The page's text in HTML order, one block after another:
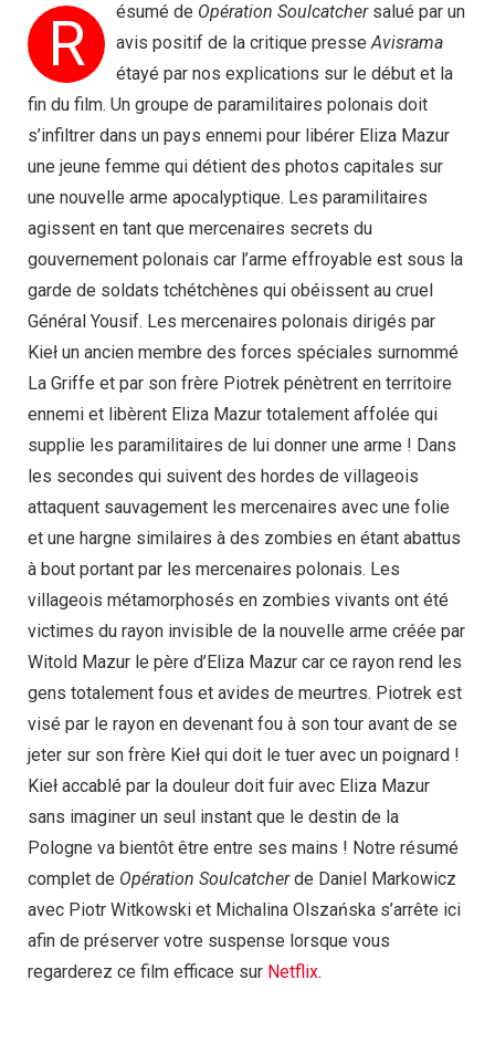
R ésumé de Opération Soulcatchersalué par un
avis positif de la critique presseAvisrama
étayé par nos explications sur le début et la
fin du film. Un groupe de paramilitaires polonais doit
s’infiltrer dans un pays ennemi pour libérer Eliza Mazur
une jeune femme qui détient des photos capitales sur
une nouvelle arme apocalyptique. Les paramilitaires
agissent en tant que mercenaires secrets du
gouvernement polonais car l’arme effroyable est sous la
garde de soldats tchétchènes qui obéissent au cruel
Général Yousif. Les mercenaires polonais dirigés par
Kieł un ancien membre des forces spéciales surnommé
La Griffe et par son frère Piotrek pénètrent en territoire
ennemi et libèrent Eliza Mazur totalement affolée qui
supplie les paramilitaires de lui donner une arme ! Dans
les secondes qui suivent des hordes de villageois
attaquent sauvagement les mercenaires avec une folie
et une hargne similaires à des zombies en étant abattus
à bout portant par les mercenaires polonais. Les
villageois métamorphosés en zombies vivants ont été
victimes du rayon invisible de la nouvelle arme créée par
Witold Mazur le père d’Eliza Mazur car ce rayon rend les
gens totalement fous et avides de meurtres. Piotrek est
visé par le rayon en devenant fou à son tour avant de se
jeter sur son frère Kieł qui doit le tuer avec un poignard !
Kieł accablé par la douleur doit fuir avec Eliza Mazur
sans imaginer un seul instant que le destin de la
Pologne va bientôt être entre ses mains ! Notre résumé
complet de Opération Soulcatcherde Daniel Markowicz
avec Piotr Witkowski et Michalina Olszańska s’arrête ici
afin de préserver votre suspense lorsque vous
regarderez ce film efficace sur Netflix.